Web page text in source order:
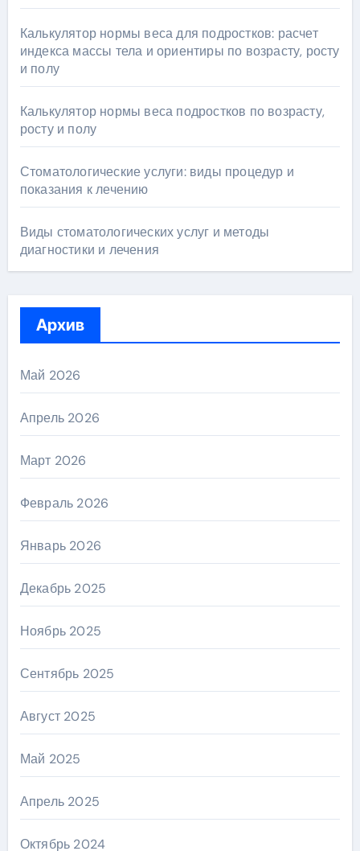
Калькулятор нормы веса для подростков: расчет
индекса массы тела и ориентиры по возрасту, росту
и полу
Калькулятор нормы веса подростков по возрасту,
росту и полу
Стоматологические услуги: виды процедур и
показания к лечению
Виды стоматологических услуг и методы
диагностики и лечения
Архив
Май 2026
Апрель 2026
Март 2026
Февраль 2026
Январь 2026
Декабрь 2025
Ноябрь 2025
Сентябрь 2025
Август 2025
Май 2025
Апрель 2025
Октябрь 2024